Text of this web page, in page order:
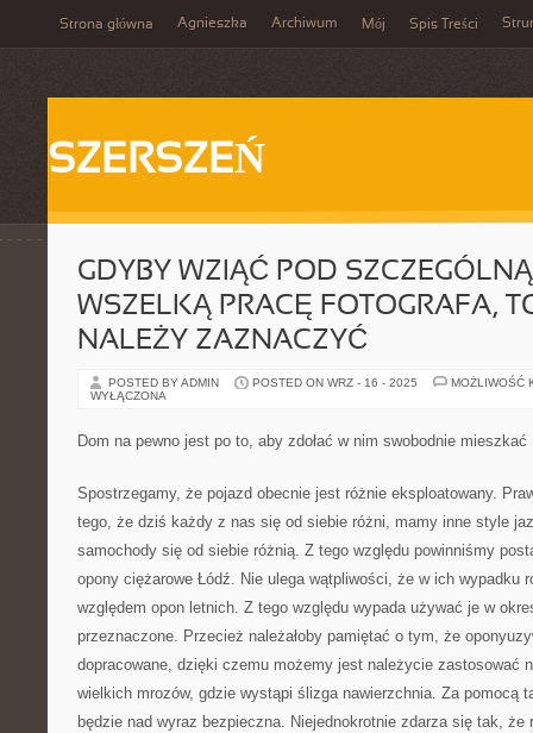
Strona główna Agnieszka Archiwum Mój Spis Treści
SZERSZEŃ
GDYBY WZIĄĆ POD
WSZELKĄ PRACĘ FOTOGRAFA,
NALEŻY ZAZNACZYĆ
POSTED BY ADMIN POSTED ON WRZ - 16 - 2025
MOŻLIWOŚĆ
WYŁĄCZONA
Dom na pewno jest po to, aby zdołać w nim swobodnie mieszkać
Spostrzegamy, że pojazd obecnie jest różnie eksploatowany.
tego, że dziś każdy z nas się od siebie różni, mamy inne style
samochody się od siebie różnią. Z tego względu powinniśmy
opony ciężarowe Łódź. Nie ulega wątpliwości, że w ich wypadku
względem opon letnich. Z tego względu wypada używać je w
przeznaczone. Przecież należałoby pamiętać o tym, że
dopracowane, dzięki czemu możemy jest należycie zastosować
wielkich mrozów, gdzie wystąpi ślizga nawierzchnia. Za pomocą
będzie nad wyraz bezpieczna. Niejednokrotnie zdarza się tak, że